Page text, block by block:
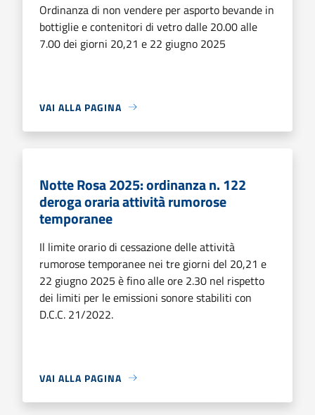
Ordinanza di non vendere per asporto bevande in
bottiglie e contenitori di vetro dalle 20.00 alle
7.00 dei giorni 20,21 e 22 giugno 2025
VAI ALLA PAGINA
Notte Rosa 2025: ordinanza n. 122
deroga oraria attività rumorose
temporanee
Il limite orario di cessazione delle attività
rumorose temporanee nei tre giorni del 20,21 e
22 giugno 2025 è fino alle ore 2.30 nel rispetto
dei limiti per le emissioni sonore stabiliti con
D.C.C. 21/2022.
VAI ALLA PAGINA